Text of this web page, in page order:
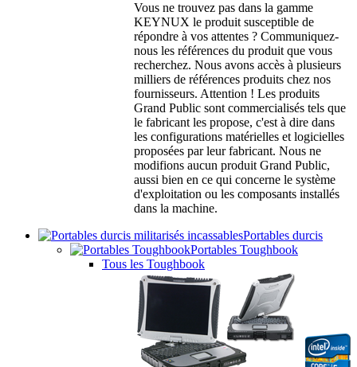
Vous ne trouvez pas dans la gamme
KEYNUX le produit susceptible de
répondre à vos attentes ? Communiquez-
nous les références du produit que vous
recherchez. Nous avons accès à plusieurs
milliers de références produits chez nos
fournisseurs. Attention ! Les produits
Grand Public sont commercialisés tels que
le fabricant les propose, c'est à dire dans
les configurations matérielles et logicielles
proposées par leur fabricant. Nous ne
modifions aucun produit Grand Public,
aussi bien en ce qui concerne le système
d'exploitation ou les composants installés
dans la machine.
Portables durcis
Portables Toughbook
Tous les Toughbook